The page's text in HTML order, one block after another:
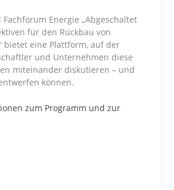
Fachforum Energie „Abgeschaltet
für den Rückbau von
bietet eine Plattform, auf der
und Unternehmen diese
miteinander diskutieren – und
können.
zum Programm und zur